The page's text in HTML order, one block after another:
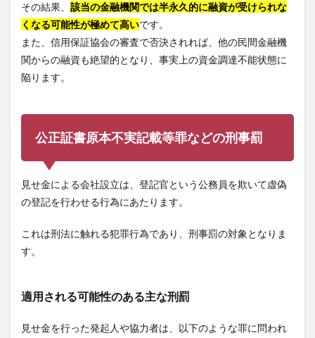
その結果、 該当の金融機関では半永久的に融資が受けられな
くなる可能性が極めて高いです。
また、信用保証協会の審査で否決されれば、他の民間金融機
関からの融資も絶望的となり、事実上の資金調達不能状態に
陥ります。
公正証書原本不実記載等罪などの刑事罰
見せ金による会社設立は、登記官という公務員を欺いて虚偽
の登記を行わせる行為にあたります。
これは刑法に触れる犯罪行為であり、刑事罰の対象となりま
す。
適用される可能性のある主な刑罰
見せ金を行った発起人や協力者は、以下のような罪に問われ